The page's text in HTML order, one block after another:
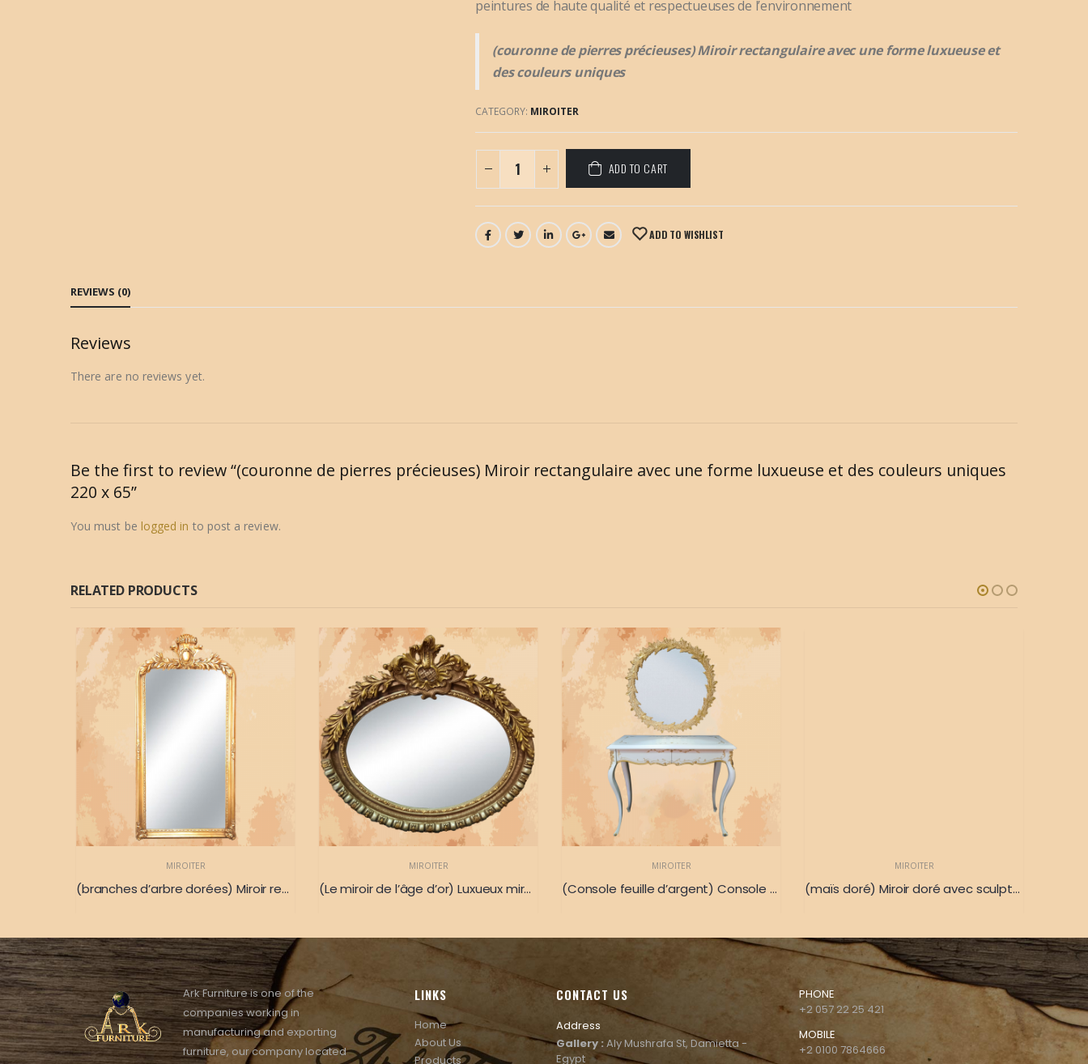
peintures de haute qualité et respectueuses de l’environnement
(couronne de pierres précieuses) Miroir rectangulaire avec une forme luxueuse et
des couleurs uniques
CATEGORY: MIROITER
ADD TO CART
ADD TO WISHLIST
REVIEWS (0)
Reviews
There are no reviews yet.
Be the first to review “(couronne de pierres précieuses) Miroir rectangulaire avec une forme luxueuse et des couleurs uniques
220 x 65”
You must be logged in to post a review.
RELATED PRODUCTS
MIROITER
(branches d’arbre dorées) Miroir rectangulaire de forme unique et de couleur or brillant 180 x 90
MIROITER
(Le miroir de l’âge d’or) Luxueux miroir de forme ovale doré 88 X 100
MIROITER
(Console feuille d’argent) Console française avec miroir en forme de feuille 90 x 115 x 45 x 105
MIROITER
(maïs doré) Miroir doré avec sculpture luxueuse sur le dessus 175 x 120
Ark Furniture is one of the
companies working in
manufacturing and exporting
furniture, our company located
LINKS
Home
About Us
Products
CONTACT US
Address
Gallery : Aly Mushrafa St, Damietta -
Egypt
PHONE
+2 057 22 25 421
MOBILE
+2 0100 7864666